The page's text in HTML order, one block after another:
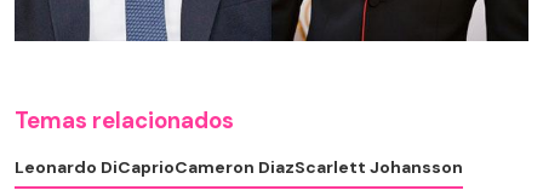
Temas relacionados
Leonardo DiCaprioCameron DiazScarlett Johansson